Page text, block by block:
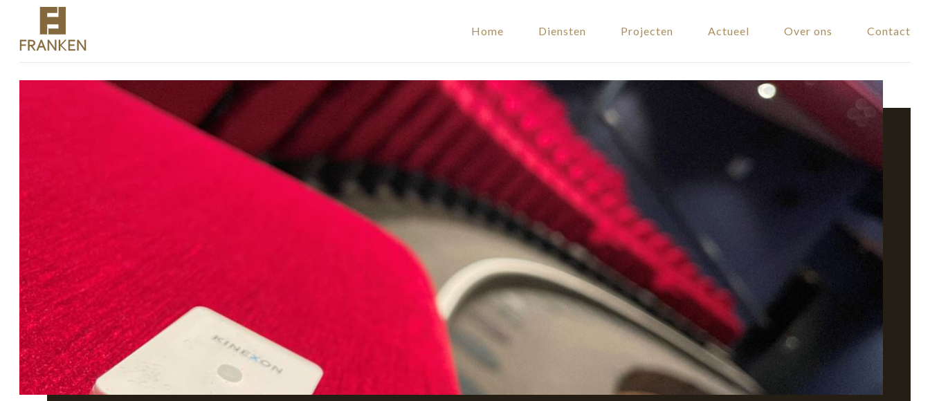
Home Diensten Projecten Actueel Over ons Contact
Expertise